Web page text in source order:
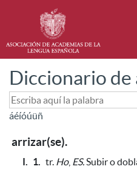
Diccionario de
áéíóúüñ
arrizar(se).
I. 1. tr. Ho, ES.Subir o